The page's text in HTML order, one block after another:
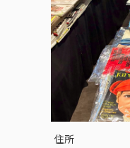
住所